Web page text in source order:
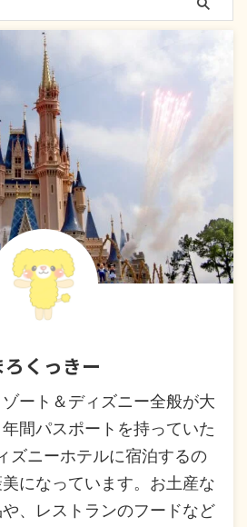
ろくっきー
ート＆ディズニー全般が大
間パスポートを持っていた
ズニーホテルに宿泊するの
になっています。お土産な
、レストランのフードなど